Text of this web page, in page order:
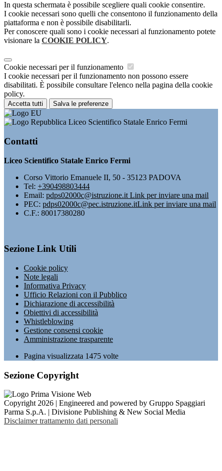
In questa schermata è possibile scegliere quali cookie consentire.
I cookie necessari sono quelli che consentono il funzionamento della
piattaforma e non è possibile disabilitarli.
Per conoscere quali sono i cookie necessari al funzionamento potete
visionare la COOKIE POLICY.
Cookie necessari per il funzionamento
I cookie necessari per il funzionamento non possono essere
disabilitati. È possibile consultare l'elenco nella pagina della cookie
policy.
Accetta tutti Salva le preferenze
Liceo Scientifico Statale Enrico Fermi
Contatti
Liceo Scientifico Statale Enrico Fermi
Corso Vittorio Emanuele II, 50 - 35123 PADOVA
Tel: +390498803444
Email: pdps02000c@istruzione.it Link per inviare una mail
PEC: pdps02000c@pec.istruzione.itLink per inviare una mail
C.F.: 80017380280
Sezione Link Utili
Cookie policy
Note legali
Informativa Privacy
Ufficio Relazioni con il Pubblico
Dichiarazione di accessibilità
Obiettivi di accessibilità
Whistleblowing
Gestione consensi cookie
Amministrazione trasparente
Pagina visualizzata 1475 volte
Sezione Copyright
Copyright 2026 | Engineered and powered by Gruppo Spaggiari
Parma S.p.A. | Divisione Publishing & New Social Media
Disclaimer trattamento dati personali